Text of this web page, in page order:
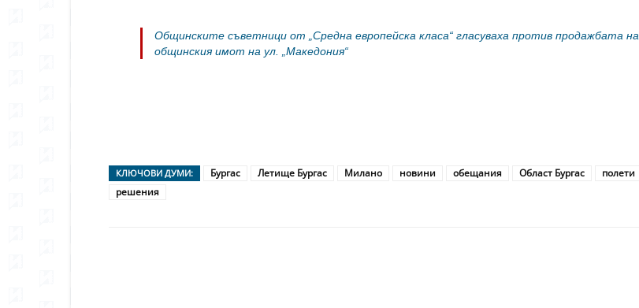
Общинските съветници от „Средна европейска класа“ гласуваха против продажбата на
общинския имот на ул. „Македония“
КЛЮЧОВИ ДУМИ: Бургас Летище Бургас Милано новини обещания Област Бургас
полети
решения